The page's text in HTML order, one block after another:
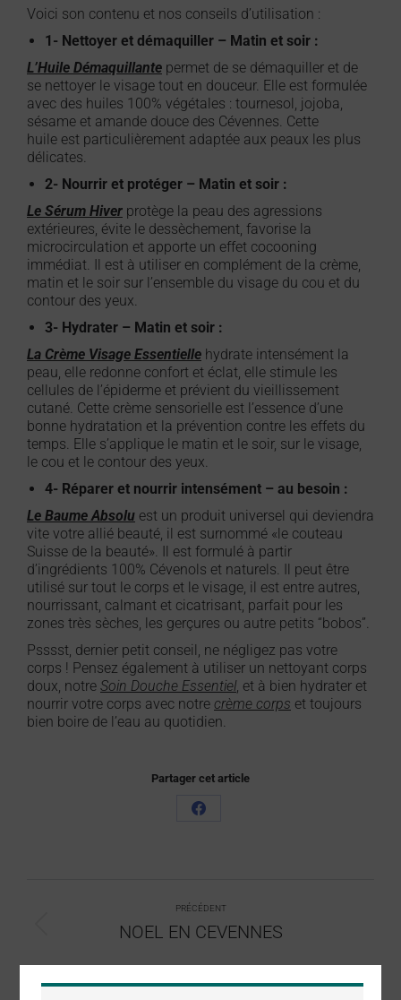
Voici son contenu et nos conseils d’utilisation :
1- Nettoyer et démaquiller – Matin et soir :
L’Huile Démaquillante permet de se démaquiller et de
se nettoyer le visage tout en douceur. Elle est formulée
avec des huiles 100% végétales : tournesol, jojoba,
sésame et amande douce des Cévennes. Cette
huile est particulièrement adaptée aux peaux les plus
délicates.
2- Nourrir et protéger – Matin et soir :
Le Sérum Hiver protège la peau des agressions
extérieures, évite le dessèchement, favorise la
microcirculation et apporte un effet cocooning
immédiat. Il est à utiliser en complément de la crème,
matin et le soir sur l’ensemble du visage du cou et du
contour des yeux.
3- Hydrater – Matin et soir :
La Crème Visage Essentielle hydrate intensément la
peau, elle redonne confort et éclat, elle stimule les
cellules de l’épiderme et prévient du vieillissement
cutané. Cette crème sensorielle est l’essence d’une
bonne hydratation et la prévention contre les effets du
temps. Elle s’applique le matin et le soir, sur le visage,
le cou et le contour des yeux.
4- Réparer et nourrir intensément – au besoin :
Le Baume Absolu est un produit universel qui deviendra
vite votre allié beauté, il est surnommé «le couteau
Suisse de la beauté». Il est formulé à partir
d’ingrédients 100% Cévenols et naturels. Il peut être
utilisé sur tout le corps et le visage, il est entre autres,
nourrissant, calmant et cicatrisant, parfait pour les
zones très sèches, les gerçures ou autre petits “bobos”.
Psssst, dernier petit conseil, ne négligez pas votre
corps ! Pensez également à utiliser un nettoyant corps
doux, notre Soin Douche Essentiel, et à bien hydrater et
nourrir votre corps avec notre crème corps et toujours
bien boire de l’eau au quotidien.
Partager cet article
PRÉCÉDENT
NOEL EN CEVENNES